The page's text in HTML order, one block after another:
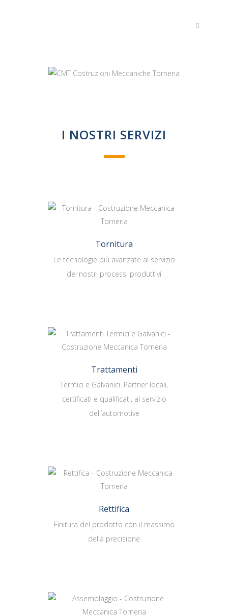
I NOSTRI SERVIZI
Tornitura
Le tecnologie più avanzate al servizio
dei nostri processi produttivi
Trattamenti
Termici e Galvanici. Partner locali,
certificati e qualificati, al servizio
dell’automotive
Rettifica
Finitura del prodotto con il massimo
della precisione